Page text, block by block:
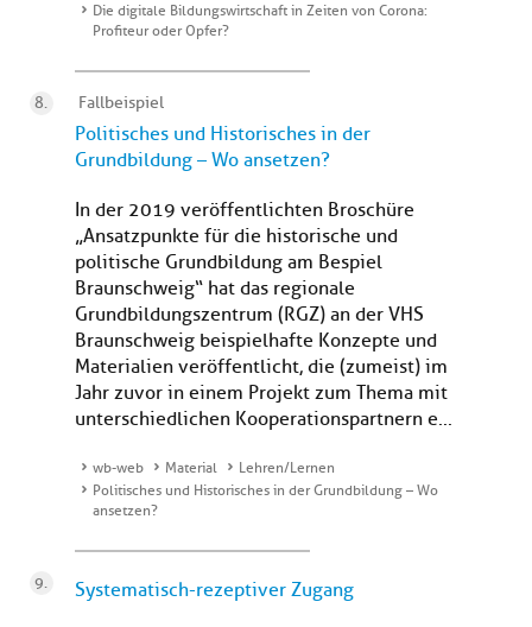
Die digitale Bildungswirtschaft in Zeiten von Corona:
Profiteur oder Opfer?
Fallbeispiel
Politisches und Historisches in der
Grundbildung – Wo ansetzen?
In der 2019 veröffentlichten Broschüre
„Ansatzpunkte für die historische und
politische Grundbildung am Bespiel
Braunschweig“ hat das regionale
Grundbildungszentrum (RGZ) an der VHS
Braunschweig beispielhafte Konzepte und
Materialien veröffentlicht, die (zumeist) im
Jahr zuvor in einem Projekt zum Thema mit
unterschiedlichen Kooperationspartnern e...
wb-web Material
Lehren/Lernen
Politisches und Historisches in der Grundbildung – Wo
ansetzen?
Systematisch-rezeptiver Zugang